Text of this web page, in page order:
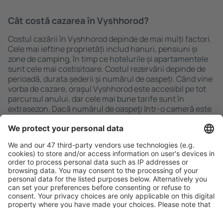
Cât costă cazarea în Vyshhorod?
Costul cazării în Vyshhorod depinde de mai mulți factori.
Cele mai ieftine proprietăți includ hanuri, pensiuni și
zone de camping, în timp ce hotelurile și apartamentele
sunt cele mai costisitoare. Costul rezervării depinde de
perioadă, durata șederii și numărul de oaspeți. Când vine
vorba de cazare, oraşul Vyshhorod este accesibil pe tot
parcursul anului, dar cele mai bune tarife sunt în
extrasezon. Dacă numărul de oaspeţi ȋntr-o cameră este
economisi şi mai mult, rezervați cazare în Vyshhorod
Caută rapid şi uşor
Ofertă adaptată aşteptărilor tale.